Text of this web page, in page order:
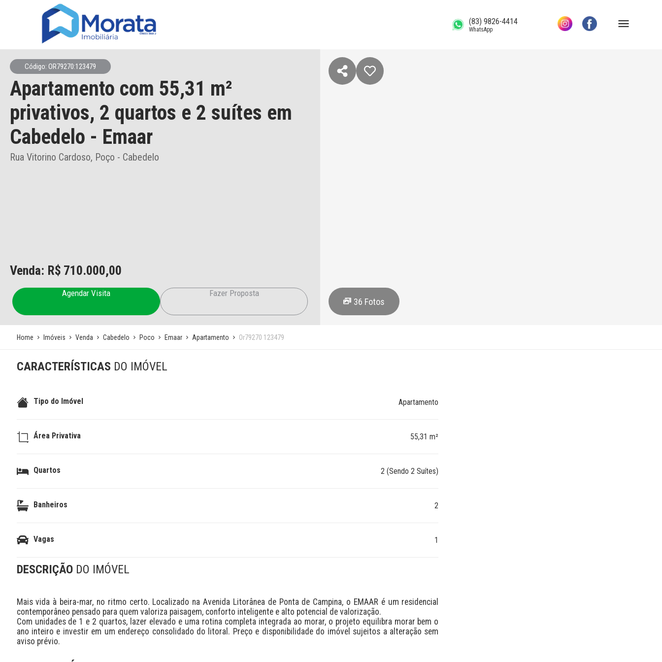
(83) 9826-4414
WhatsApp
Código: OR79270:123479
Apartamento com 55,31 m²
privativos, 2 quartos e 2 suítes em
Cabedelo - Emaar
Rua Vitorino Cardoso, Poço - Cabedelo
Venda: R$ 710.000,00
Agendar Visita Fazer Proposta
36 Fotos
Home Imóveis Venda Cabedelo Poco Emaar Apartamento Or79270 123479
CARACTERÍSTICAS DO IMÓVEL
Tipo do Imóvel Apartamento
Área Privativa 55,31 m²
Quartos 2 (Sendo 2 Suítes)
Banheiros 2
Vagas 1
DESCRIÇÃO DO IMÓVEL
Mais vida à beira-mar, no ritmo certo. Localizado na Avenida Litorânea de Ponta de Campina, o EMAAR é um residencial
contemporâneo pensado para quem valoriza paisagem, conforto inteligente e alto potencial de valorização.
Com unidades de 1 e 2 quartos, lazer elevado e uma rotina completa integrada ao morar, o projeto equilibra morar bem o
ano inteiro e investir em um endereço consolidado do litoral. Preço e disponibilidade do imóvel sujeitos a alteração sem
aviso prévio.